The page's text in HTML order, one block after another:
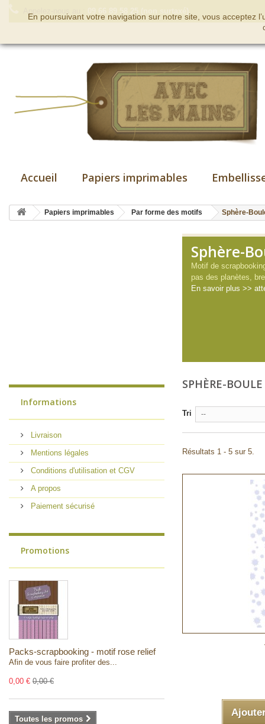
Accueil Papiers imprimables
Papiers imprimables Par forme des motifs Sphère-
Informations
Livraison
Mentions légales
Conditions d'utilisation et CGV
A propos
Paiement sécurisé
Promotions
Packs-scrapbooking - motif rose relief
Afin de vous faire profiter des...
0,00 € 0,00 €
Toutes les promos
Sphère-
Motif de
pas des planètes,
En savoir plus >>
SPHÈRE-BOULE
Tri --
Résultats 1 - 5 sur 5.
En poursuivant votre navigation sur notre site, vous acceptez